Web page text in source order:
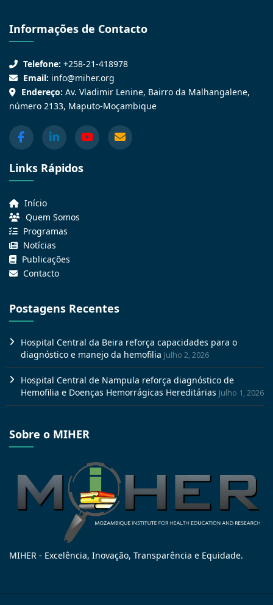
Informações de Contacto
Telefone: +258-21-418978
Email: info@miher.org
Endereço: Av. Vladimir Lenine, Bairro da Malhangalene,
número 2133, Maputo-Moçambique
Links Rápidos
Início
Quem Somos
Programas
Notícias
Publicações
Contacto
Postagens Recentes
Hospital Central da Beira reforça capacidades para o
diagnóstico e manejo da hemofilia Julho 2, 2026
Hospital Central de Nampula reforça diagnóstico de
Hemofilia e Doenças Hemorrágicas Hereditárias Julho 1, 2026
Sobre o MIHER
MIHER - Excelência, Inovação, Transparência e Equidade.